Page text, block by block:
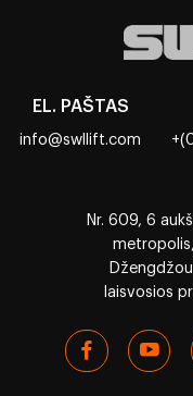
EL. PAŠTAS
info@swllift.com
Nr. 609, 6
laisvosios